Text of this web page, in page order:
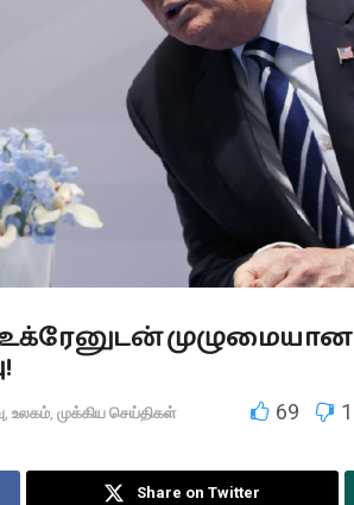
முழுமையான
உலகம் முக்கிய செய்திகள் 69 1
Share on Twitter